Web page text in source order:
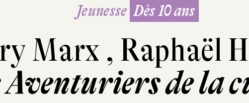
Jeunesse Dès 10 ans
Marx , Raphaël
Aventuriers de la